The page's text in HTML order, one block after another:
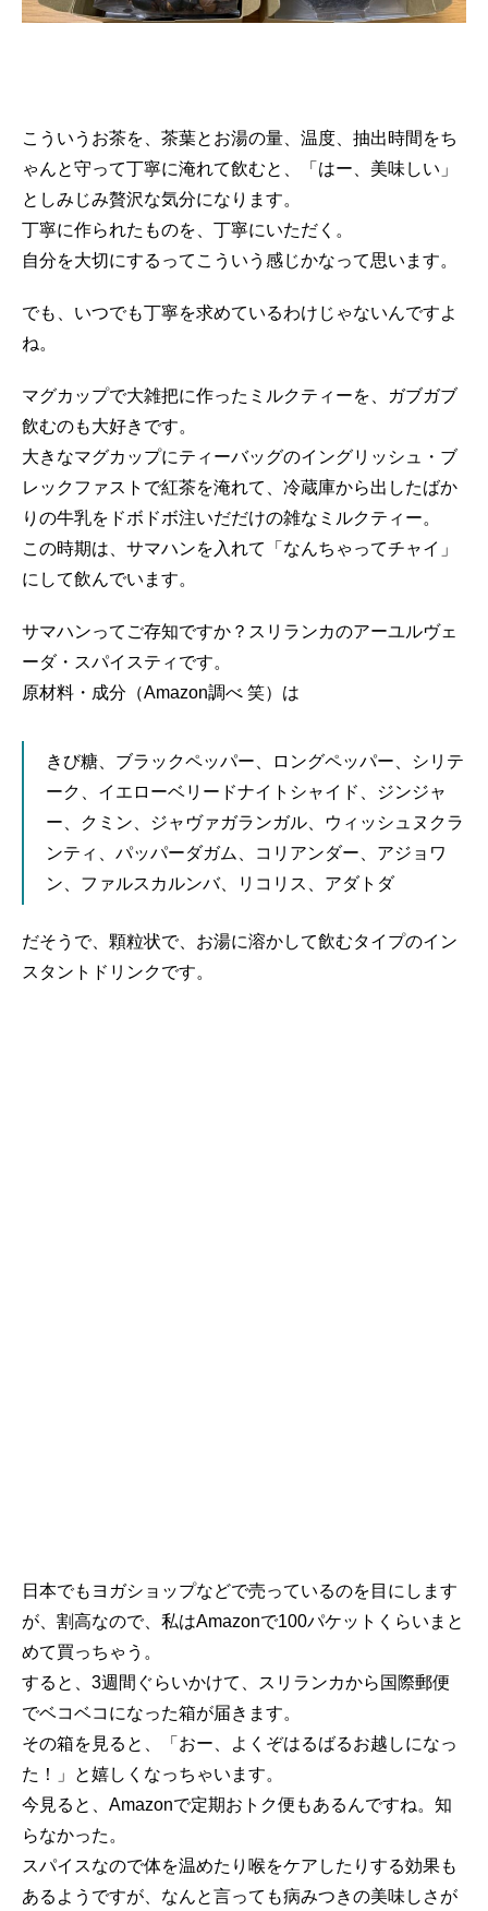
こういうお茶を、茶葉とお湯の量、温度、抽出時間をち
ゃんと守って丁寧に淹れて飲むと、「はー、美味しい」
としみじみ贅沢な気分になります。
丁寧に作られたものを、丁寧にいただく。
自分を大切にするってこういう感じかなって思います。
でも、いつでも丁寧を求めているわけじゃないんですよ
ね。
マグカップで大雑把に作ったミルクティーを、ガブガブ
飲むのも大好きです。
大きなマグカップにティーバッグのイングリッシュ・ブ
レックファストで紅茶を淹れて、冷蔵庫から出したばか
りの牛乳をドボドボ注いだだけの雑なミルクティー。
この時期は、サマハンを入れて「なんちゃってチャイ」
にして飲んでいます。
サマハンってご存知ですか？スリランカのアーユルヴェ
ーダ・スパイスティです。
原材料・成分（Amazon調べ 笑）は
きび糖、ブラックペッパー、ロングペッパー、シリテ
ーク、イエローベリードナイトシャイド、ジンジャ
ー、クミン、ジャヴァガランガル、ウィッシュヌクラ
ンティ、パッパーダガム、コリアンダー、アジョワ
ン、ファルスカルンバ、リコリス、アダトダ
だそうで、顆粒状で、お湯に溶かして飲むタイプのイン
スタントドリンクです。
日本でもヨガショップなどで売っているのを目にします
が、割高なので、私はAmazonで100パケットくらいまと
めて買っちゃう。
すると、3週間ぐらいかけて、スリランカから国際郵便
でベコベコになった箱が届きます。
その箱を見ると、「おー、よくぞはるばるお越しになっ
た！」と嬉しくなっちゃいます。
今見ると、Amazonで定期おトク便もあるんですね。知
らなかった。
スパイスなので体を温めたり喉をケアしたりする効果も
あるようですが、なんと言っても病みつきの美味しさが